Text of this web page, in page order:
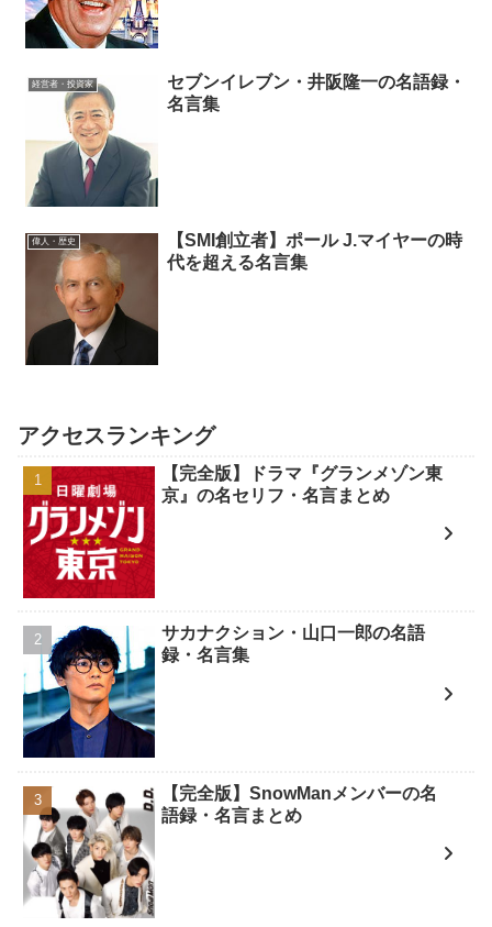
経営者・投資家
セブンイレブン・井阪隆一の名語録・
名言集
偉人・歴史
【SMI創立者】ポール J.マイヤーの時
代を超える名言集
アクセスランキング
【完全版】ドラマ『グランメゾン東
京』の名セリフ・名言まとめ
サカナクション・山口一郎の名語
録・名言集
【完全版】SnowManメンバーの名
語録・名言まとめ